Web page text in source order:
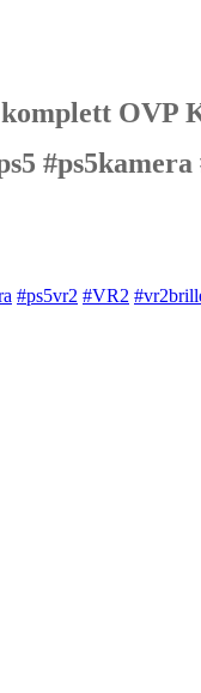
OVP
#ps5vr2 #VR2